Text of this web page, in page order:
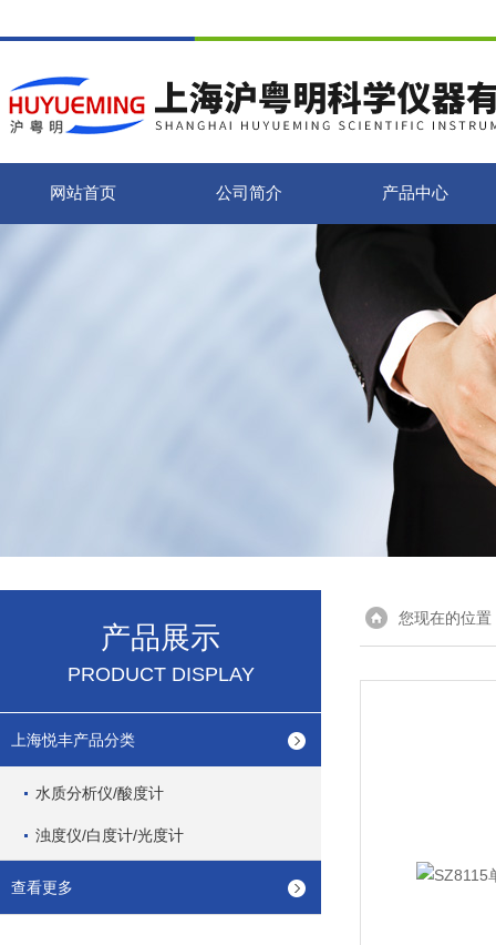
网站首页 公司简介 产品中心
产品展示
PRODUCT DISPLAY
上海悦丰产品分类
水质分析仪/酸度计
浊度仪/白度计/光度计
查看更多
您现在的位置